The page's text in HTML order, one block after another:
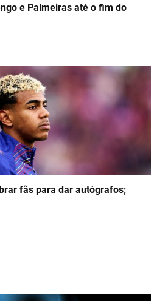
e Palmeiras até o fim do
fãs para dar autógrafos;